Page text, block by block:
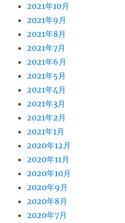
2021年10月
2021年9月
2021年8月
2021年7月
2021年6月
2021年5月
2021年4月
2021年3月
2021年2月
2021年1月
2020年12月
2020年11月
2020年10月
2020年9月
2020年8月
2020年7月